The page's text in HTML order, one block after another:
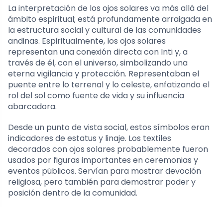
La interpretación de los ojos solares va más allá del
ámbito espiritual; está profundamente arraigada en
la estructura social y cultural de las comunidades
andinas. Espiritualmente, los ojos solares
representan una conexión directa con Inti y, a
través de él, con el universo, simbolizando una
eterna vigilancia y protección. Representaban el
puente entre lo terrenal y lo celeste, enfatizando el
rol del sol como fuente de vida y su influencia
abarcadora.
Desde un punto de vista social, estos símbolos eran
indicadores de estatus y linaje. Los textiles
decorados con ojos solares probablemente fueron
usados por figuras importantes en ceremonias y
eventos públicos. Servían para mostrar devoción
religiosa, pero también para demostrar poder y
posición dentro de la comunidad.